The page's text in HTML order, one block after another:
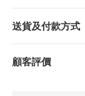
送貨及付款方式
顧客評價